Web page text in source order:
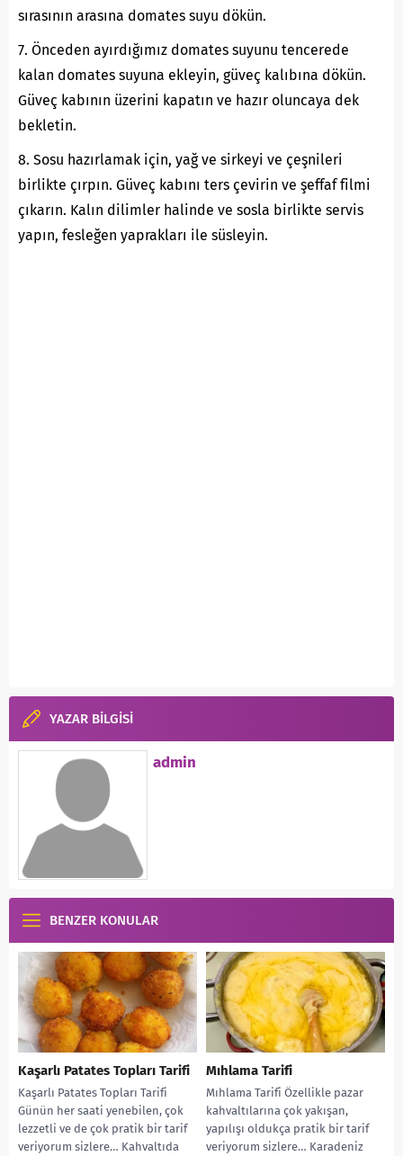
sırasının arasına domates suyu dökün.
7. Önceden ayırdığımız domates suyunu tencerede
kalan domates suyuna ekleyin, güveç kalıbına dökün.
Güveç kabının üzerini kapatın ve hazır oluncaya dek
bekletin.
8. Sosu hazırlamak için, yağ ve sirkeyi ve çeşnileri
birlikte çırpın. Güveç kabını ters çevirin ve şeffaf filmi
çıkarın. Kalın dilimler halinde ve sosla birlikte servis
yapın, fesleğen yaprakları ile süsleyin.
YAZAR BİLGİSİ
admin
BENZER KONULAR
Kaşarlı Patates Topları Tarifi
Kaşarlı Patates Topları Tarifi
Günün her saati yenebilen, çok
lezzetli ve de çok pratik bir tarif
veriyorum sizlere… Kahvaltıda
Mıhlama Tarifi
Mıhlama Tarifi Özellikle pazar
kahvaltılarına çok yakışan,
yapılışı oldukça pratik bir tarif
veriyorum sizlere… Karadeniz